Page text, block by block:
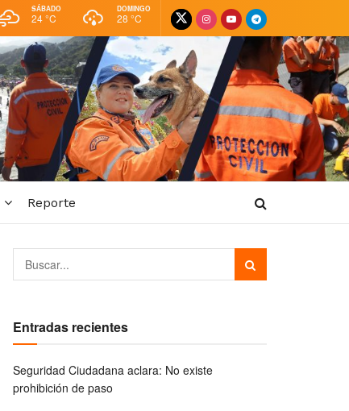
SÁBADO
24 °C
DOMINGO
28 °C
Reporte
Entradas recientes
Seguridad Ciudadana aclara: No existe
prohibición de paso